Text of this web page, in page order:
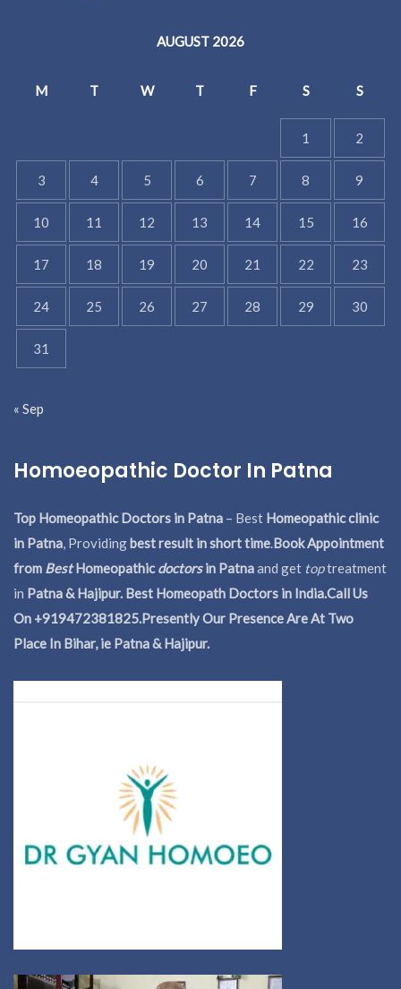
AUGUST 2026
M T W T F S S
1 2
3 4 5 6 7 8 9
10 11 12 13 14 15 16
17 18 19 20 21 22 23
24 25 26 27 28 29 30
31
« Sep
Homoeopathic Doctor In Patna
Top Homeopathic Doctors in Patna – Best Homeopathic clinic
in Patna, Providingbest result in short time.Book Appointment
from BestHomeopathicdoctorsin Patnaand get toptreatment
in Patna & Hajipur. Best Homeopath Doctors in India.Call Us
On +919472381825.Presently Our Presence Are At Two
Place In Bihar, ie Patna & Hajipur.